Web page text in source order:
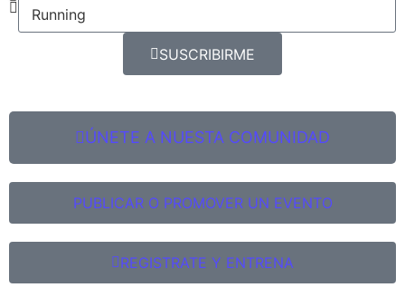
SUSCRIBIRME
ÚNETE A NUESTA COMUNIDAD
PUBLICAR O PROMOVER UN EVENTO
REGISTRATE Y ENTRENA